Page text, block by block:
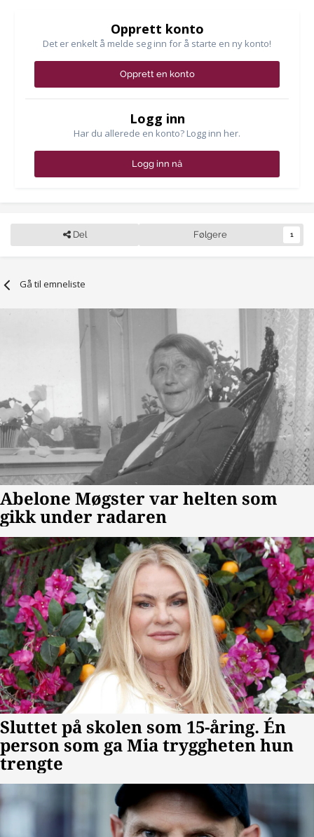
Opprett konto
Det er enkelt å melde seg inn for å starte en ny konto!
Opprett en konto
Logg inn
Har du allerede en konto? Logg inn her.
Logg inn nå
Del Følgere 1
Gå til emneliste